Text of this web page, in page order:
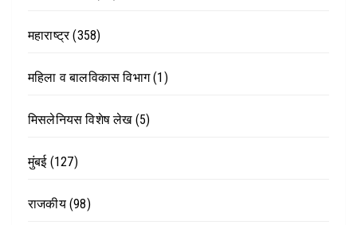
महाराष्ट्र(358)
महिला व बालविकास विभाग(1)
मिसलेनियस विशेष लेख(5)
मुंबई(127)
राजकीय(98)